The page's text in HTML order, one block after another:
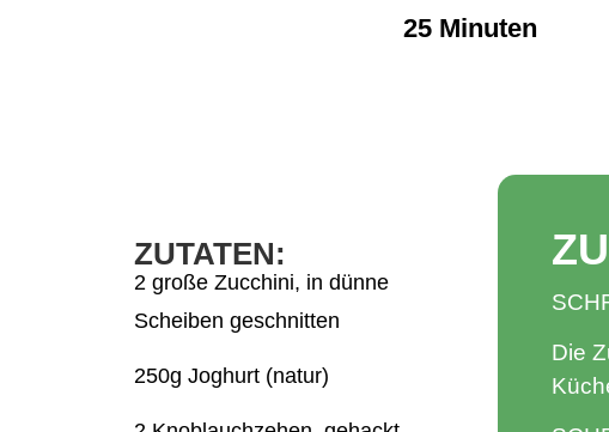
25 Minuten
ZUTATEN:
2 große Zucchini, in dünne
Scheiben geschnitten
250g Joghurt (natur)
Die